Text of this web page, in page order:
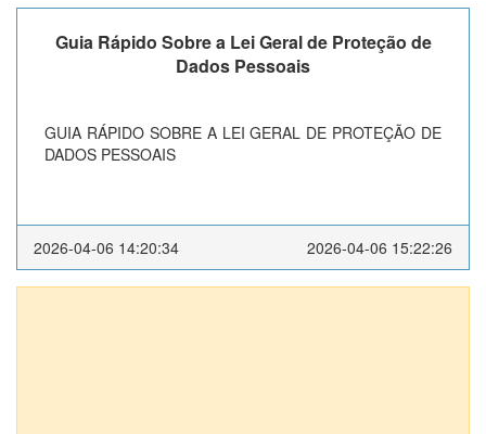
Guia Rápido Sobre a Lei Geral de Proteção de
Dados Pessoais
GUIA RÁPIDO SOBRE A LEI GERAL DE PROTEÇÃO DE
DADOS PESSOAIS
2026-04-06 14:20:34 2026-04-06 15:22:26